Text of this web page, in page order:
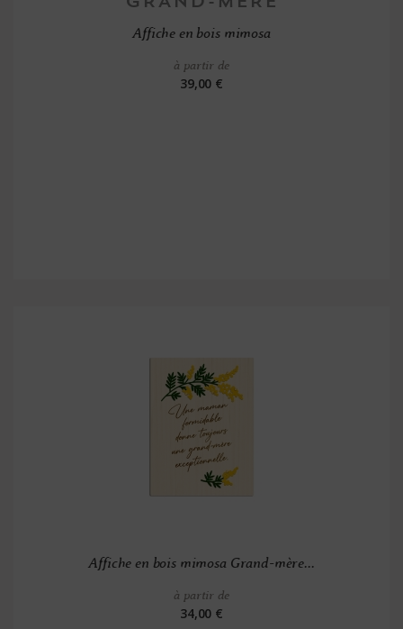
Affiche en bois mimosa
à partir de
39,00 €
Affiche en bois mimosa Grand-mère...
à partir de
34,00 €